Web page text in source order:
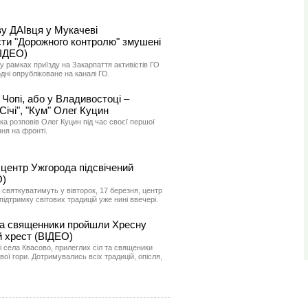
ДАІвця у Мукачеві
"Дорожного контролю" змушені
приїзду на Закарпаття активістів ГО
опрубліковане на каналі ГО.
або у Владивостоці –
"Кум" Олег Куцин
розповів Олег Куцин під час своєї першої
на фронті.
Ужгорода підсвічений
святкуватимуть у вівторок, 17 березня, центр
світових традицій уже нині ввечері.
священники пройшли Хресну
хрест (ВІДЕО)
села Квасово, прилеглих сіл та священики
гори. Дотримувались всіх традицій, опісля,